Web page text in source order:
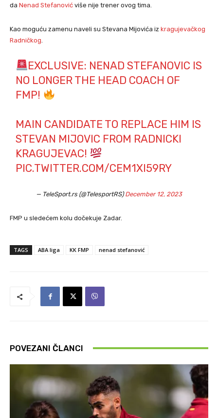
da Nenad Stefanović više nije trener ovog tima.
Kao moguću zamenu naveli su Stevana Mijovića iz kragujevačkog
Radničkog
EXCLUSIVE: NENAD STEFANOVIC IS
NO LONGER THE HEAD COACH OF
FMP!
MAIN CANDIDATE TO REPLACE HIM IS
STEVAN MIJOVIC FROM RADNICKI
KRAGUJEVAC!
PIC.TWITTER.COM/CEM1XI59RY
— TeleSport.rs (@TelesportRS)December 12, 2023
FMP u sledećem kolu dočekuje Zadar.
TAGS ABA liga KK FMP nenad stefanović
POVEZANI ČLANCI